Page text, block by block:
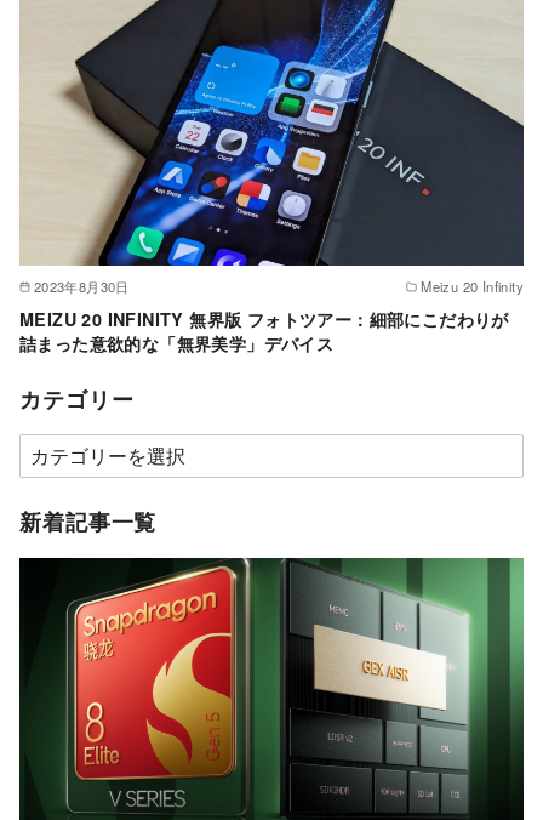
2023年8月30日 Meizu 20 Infinity
MEIZU 20 INFINITY 無界版 フォトツアー：細部にこだわりが
詰まった意欲的な「無界美学」デバイス
カテゴリー
カ
テ
ゴ
新着記事一覧